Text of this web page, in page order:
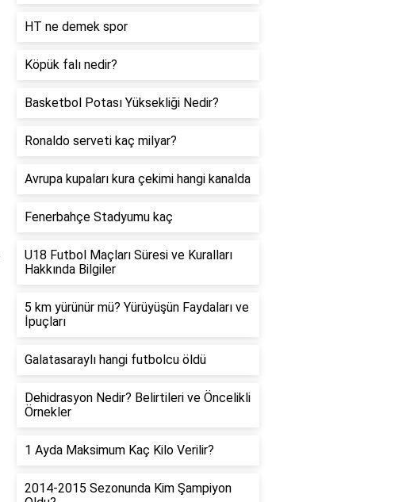
HT ne demek spor
Köpük falı nedir?
Basketbol Potası Yüksekliği Nedir?
Ronaldo serveti kaç milyar?
Avrupa kupaları kura çekimi hangi kanalda
Fenerbahçe Stadyumu kaç
U18 Futbol Maçları Süresi ve Kuralları
Hakkında Bilgiler
5 km yürünür mü? Yürüyüşün Faydaları ve
İpuçları
Galatasaraylı hangi futbolcu öldü
Dehidrasyon Nedir? Belirtileri ve Öncelikli
Örnekler
1 Ayda Maksimum Kaç Kilo Verilir?
2014-2015 Sezonunda Kim Şampiyon